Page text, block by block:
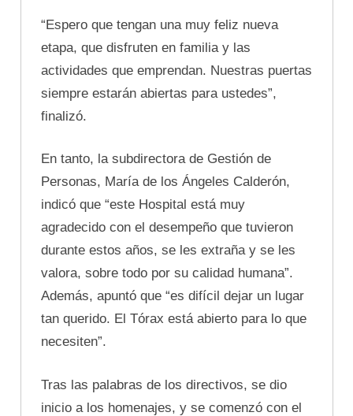
“Espero que tengan una muy feliz nueva
etapa, que disfruten en familia y las
actividades que emprendan. Nuestras puertas
siempre estarán abiertas para ustedes”,
finalizó.
En tanto, la subdirectora de Gestión de
Personas, María de los Ángeles Calderón,
indicó que “este Hospital está muy
agradecido con el desempeño que tuvieron
durante estos años, se les extraña y se les
valora, sobre todo por su calidad humana”.
Además, apuntó que “es difícil dejar un lugar
tan querido. El Tórax está abierto para lo que
necesiten”.
Tras las palabras de los directivos, se dio
inicio a los homenajes, y se comenzó con el